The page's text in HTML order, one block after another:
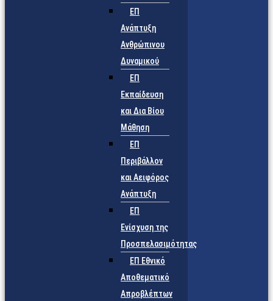
ΕΠ
Ανάπτυξη
Ανθρώπινου
Δυναμικού
ΕΠ
Εκπαίδευση
και Δια Βίου
Μάθηση
ΕΠ
Περιβάλλον
και Αειφόρος
Ανάπτυξη
ΕΠ
Ενίσχυση της
Προσπελασιμότητας
ΕΠ Εθνικό
Αποθεματικό
Απροβλέπτων